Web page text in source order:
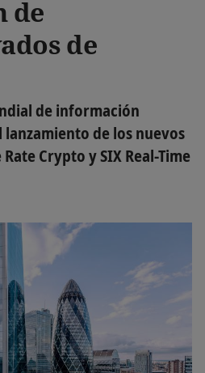
de
de
de información
de los nuevos
Crypto y SIX Real-Time